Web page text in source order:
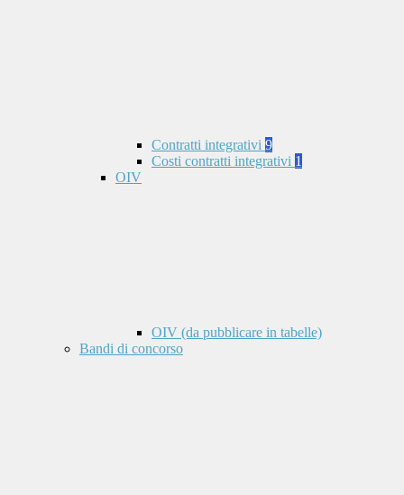
Contratti integrativi 9
Costi contratti integrativi 1
OIV
OIV (da pubblicare in tabelle)
Bandi di concorso